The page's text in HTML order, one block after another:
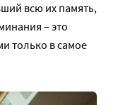
всю их память,
– это
только в самое